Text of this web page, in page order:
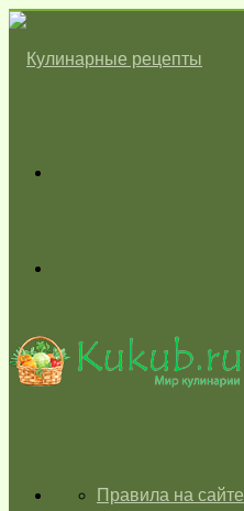
skin
ГЛАВНАЯПравила на сайте